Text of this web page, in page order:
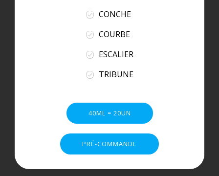
CONCHE
COURBE
ESCALIER
TRIBUNE
40ML = 20UN
PRÉ-COMMANDE